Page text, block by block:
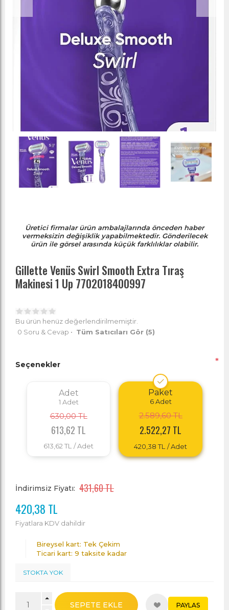
Üretici firmalar ürün ambalajlarında önceden haber
vermeksizin değişiklik yapabilmektedir. Gönderilecek
ürün ile görsel arasında küçük farklılıklar olabilir.
Gillette Venüs Swirl Smooth Extra Tıraş
Makinesi 1 Up 7702018400997
Bu ürün henüz değerlendirilmemiştir.
0 Soru & Cevap • Tüm Satıcıları Gör (5)
Seçenekler *
Adet
1 Adet
630,00 TL
613,62 TL
613,62 TL / Adet
Paket
6 Adet
2.589,60 TL
2.522,27 TL
420,38 TL / Adet
İndirimsiz Fiyatı: 431,60 TL
420,38 TL
Fiyatlara KDV dahildir
Bireysel kart: Tek Çekim
Ticari kart: 9 taksite kadar
STOKTA YOK
SEPETE EKLE PAYLAS